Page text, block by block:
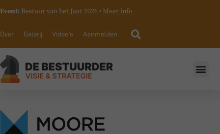
Event: Bestuur van het Jaar 2026 • Meer info
Over Galerij Video’s Aanmelden